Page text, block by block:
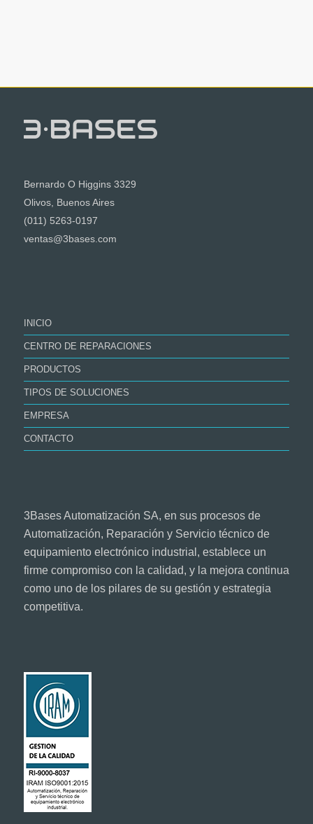
Bernardo O Higgins 3329
Olivos, Buenos Aires
(011) 5263-0197
ventas@3bases.com
INICIO
CENTRO DE REPARACIONES
PRODUCTOS
TIPOS DE SOLUCIONES
EMPRESA
CONTACTO
3Bases Automatización SA, en sus procesos de
Automatización, Reparación y Servicio técnico de
equipamiento electrónico industrial, establece un
firme compromiso con la calidad, y la mejora continua
como uno de los pilares de su gestión y estrategia
competitiva.